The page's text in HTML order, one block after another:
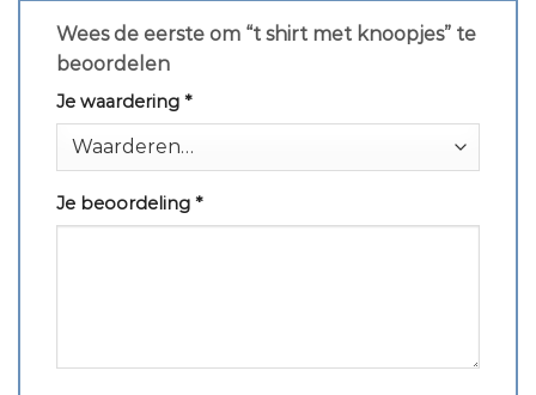
Wees de eerste om “t shirt met knoopjes” te
beoordelen
Je waardering *
Je beoordeling *